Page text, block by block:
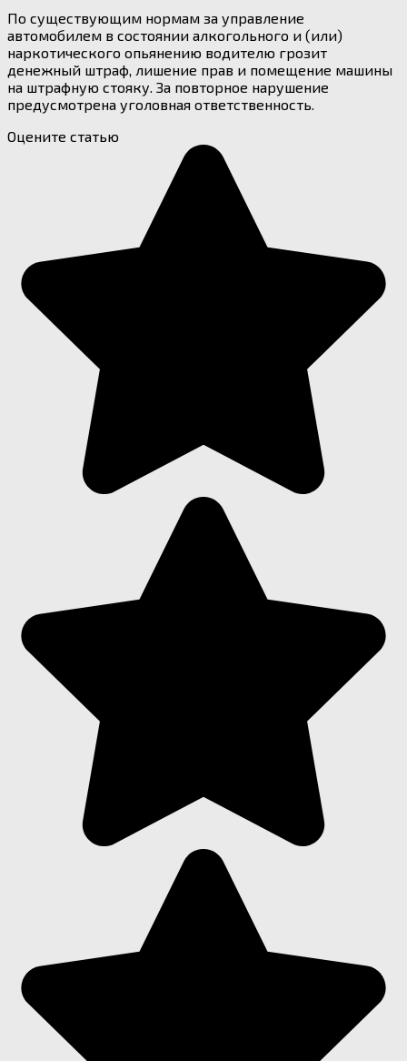
По существующим нормам за управление
автомобилем в состоянии алкогольного и (или)
наркотического опьянению водителю грозит
денежный штраф, лишение прав и помещение машины
на штрафную стояку. За повторное нарушение
предусмотрена уголовная ответственность.
Оцените статью